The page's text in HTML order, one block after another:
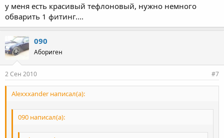
у меня есть красивый тефлоновый, нужно немного
обварить 1 фитинг....
090
Абориген
2 Сен 2010 #7
Alexxxander написал(а):
090 написал(а):